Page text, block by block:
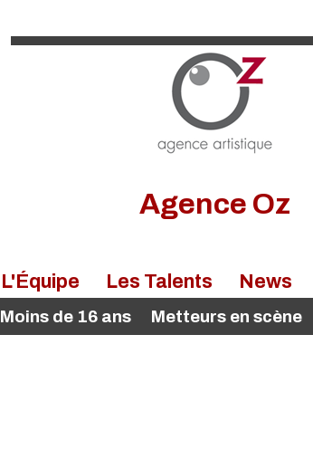
Agence Oz
L'Équipe Les Talents
Moins de 16 ans Metteurs en scène
News